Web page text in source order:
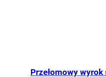
Przełomowy